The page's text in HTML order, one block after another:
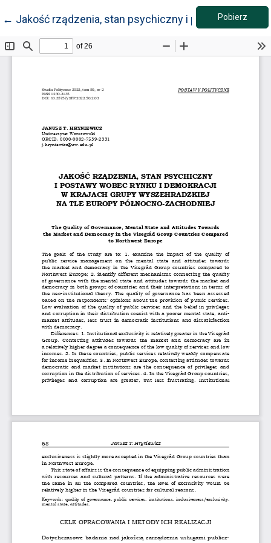
← Wróć do szczegółów artykułu
Jakość rządzenia, stan psychiczny i postawyPobierz